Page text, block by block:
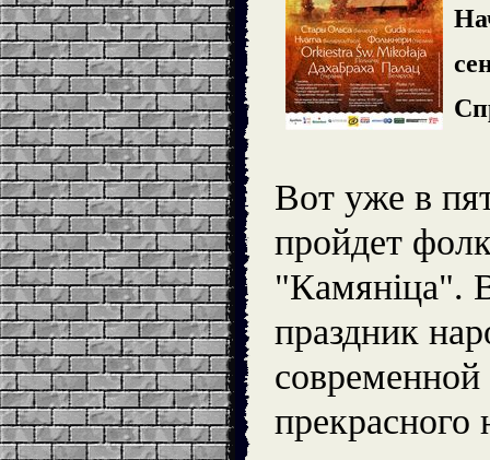
Вот уже в
пройдет
"Камяніца".
праздник
прекрасного